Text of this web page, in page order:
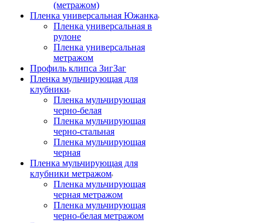
(метражом)
Пленка универсальная Южанка
Пленка универсальная в
рулоне
Пленка универсальная
метражом
Профиль клипса ЗигЗаг
Пленка мульчирующая для
клубники
Пленка мульчирующая
черно-белая
Пленка мульчирующая
черно-стальная
Пленка мульчирующая
черная
Пленка мульчирующая для
клубники метражом
Пленка мульчирующая
черная метражом
Пленка мульчирующая
черно-белая метражом